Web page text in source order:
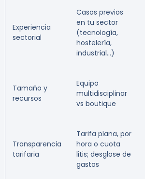
Experiencia
sectorial
Casos previos
en tu sector
(tecnología,
hostelería,
industrial…)
Tamaño y
recursos
Equipo
multidisciplinar
vs boutique
Transparencia
tarifaria
Tarifa plana, por
hora o cuota
litis; desglose de
gastos